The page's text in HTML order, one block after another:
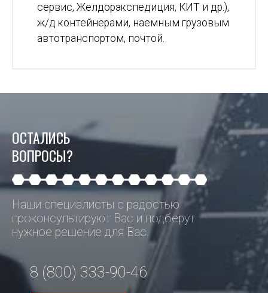
сервис, Желдорэкспедиция, КИТ и др.),
ж/д контейнерами, наемным грузовым
автотранспортом, почтой.
ОСТАЛИСЬ
ВОПРОСЫ?
Наши специалисты с радостью
проконсультируют Вас и подберут
нужное решение для Вас.
8 (800) 333-90-46